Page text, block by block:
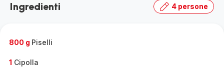
la
Ingredienti 4 persone
800 g Piselli
1 Cipolla